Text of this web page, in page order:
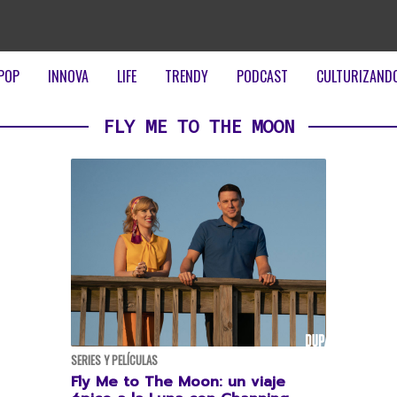
INNOVA LIFE TRENDY PODCAST
FLY ME TO THE MOON
SERIES Y PELÍCULAS
Fly Me to The Moon: un viaje